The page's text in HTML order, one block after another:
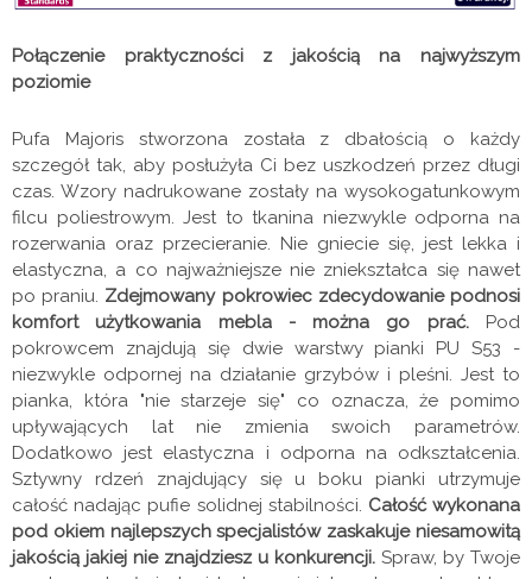
Połączenie praktyczności z jakością na najwyższym
poziomie
Pufa Majoris stworzona została z dbałością o każdy
szczegół tak, aby posłużyła Ci bez uszkodzeń przez długi
czas. Wzory nadrukowane zostały na wysokogatunkowym
filcu poliestrowym. Jest to tkanina niezwykle odporna na
rozerwania oraz przecieranie. Nie gniecie się, jest lekka i
elastyczna, a co najważniejsze nie zniekształca się nawet
po praniu. Zdejmowany pokrowiec zdecydowanie podnosi
komfort użytkowania mebla - można go prać.Pod
pokrowcem znajdują się dwie warstwy pianki PU S53 -
niezwykle odpornej na działanie grzybów i pleśni. Jest to
pianka, która "nie starzeje się" co oznacza, że pomimo
upływających lat nie zmienia swoich parametrów.
Dodatkowo jest elastyczna i odporna na odkształcenia.
Sztywny rdzeń znajdujący się u boku pianki utrzymuje
całość nadając pufie solidnej stabilności. Całość wykonana
pod okiem najlepszych specjalistów zaskakuje niesamowitą
jakością jakiej nie znajdziesz u konkurencji. Spraw, by Twoje